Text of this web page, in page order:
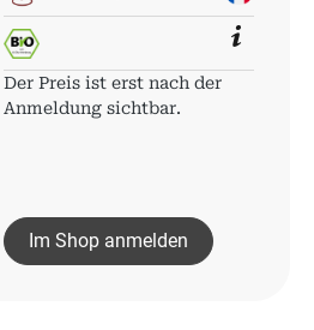
Der Preis ist erst nach der
Anmeldung sichtbar.
Im Shop anmelden